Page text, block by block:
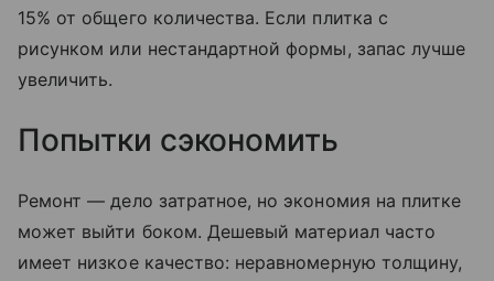
15% от общего количества. Если плитка с
рисунком или нестандартной формы, запас лучше
увеличить.
Попытки сэкономить
Ремонт — дело затратное, но экономия на плитке
может выйти боком. Дешевый материал часто
имеет низкое качество: неравномерную толщину,